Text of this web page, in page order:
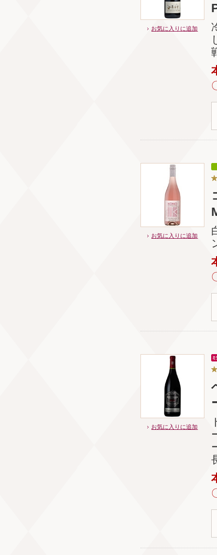
お気に入りに追加
お気に入りに追加
お気に入りに追加